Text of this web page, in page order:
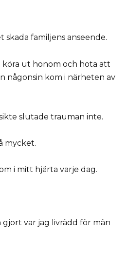
skada familjens anseende.
ut honom och hota att
någonsin kom i närheten av
slutade trauman inte.
mycket.
i mitt hjärta varje dag.
gjort var jag livrädd för män